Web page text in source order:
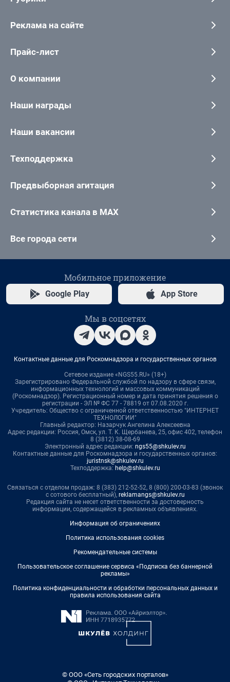
Реклама на сайте
Прайс-лист
О компании
Наши награды
Наши вакансии
Техподдержка
Предвыборная агитация
Статистика канала в MAX
Все города сети
Мобильное приложение
Google Play App Store
Мы в соцсетях
Контактные данные для Роскомнадзора и государственных органов
Сетевое издание «NGS55.RU» (18+)
Зарегистрировано Федеральной службой по надзору в сфере связи,
информационных технологий и массовых коммуникаций
(Роскомнадзор). Регистрационный номер и дата принятия решения о
регистрации - ЭЛ № ФС 77 - 78819 от 07.08.2020 г.
Учредитель: Общество с ограниченной ответственностью "ИНТЕРНЕТ
ТЕХНОЛОГИИ"
Главный редактор: Назарчук Ангелина Алексеевна
Адрес редакции: Россия, Омск, ул. Т. К. Щербанева, 25, офис 402, телефон
8 (3812) 38-08-69
Электронный адрес редакции: ngs55@shkulev.ru
Контактные данные для Роскомнадзора и государственных органов:
juristnsk@shkulev.ru
Техподдержка: help@shkulev.ru
Связаться с отделом продаж: 8 (383) 212-52-52, 8 (800) 200-03-83 (звонок
с сотового бесплатный), reklamangs@shkulev.ru
Редакция сайта не несет ответственности за достоверность
информации, содержащейся в рекламных объявлениях.
Информация об ограничениях
Политика использования cookies
Рекомендательные системы
Пользовательское соглашение сервиса «Подписка без баннерной
рекламы»
Политика конфиденциальности и обработки персональных данных и
правила использования сайта
© ООО «Сеть городских порталов»